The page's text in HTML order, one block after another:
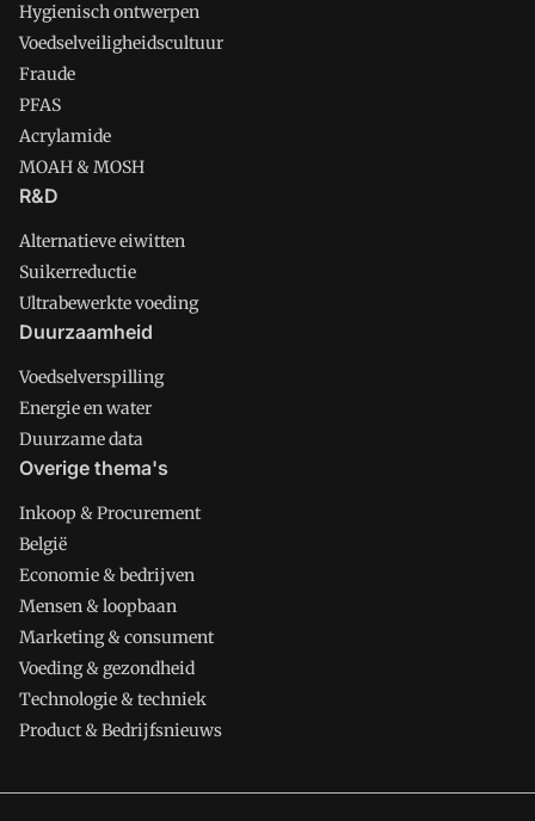
Hygienisch ontwerpen
Voedselveiligheidscultuur
Fraude
PFAS
Acrylamide
MOAH & MOSH
R&D
Alternatieve eiwitten
Suikerreductie
Ultrabewerkte voeding
Duurzaamheid
Voedselverspilling
Energie en water
Duurzame data
Overige thema's
Inkoop & Procurement
België
Economie & bedrijven
Mensen & loopbaan
Marketing & consument
Voeding & gezondheid
Technologie & techniek
Product & Bedrijfsnieuws